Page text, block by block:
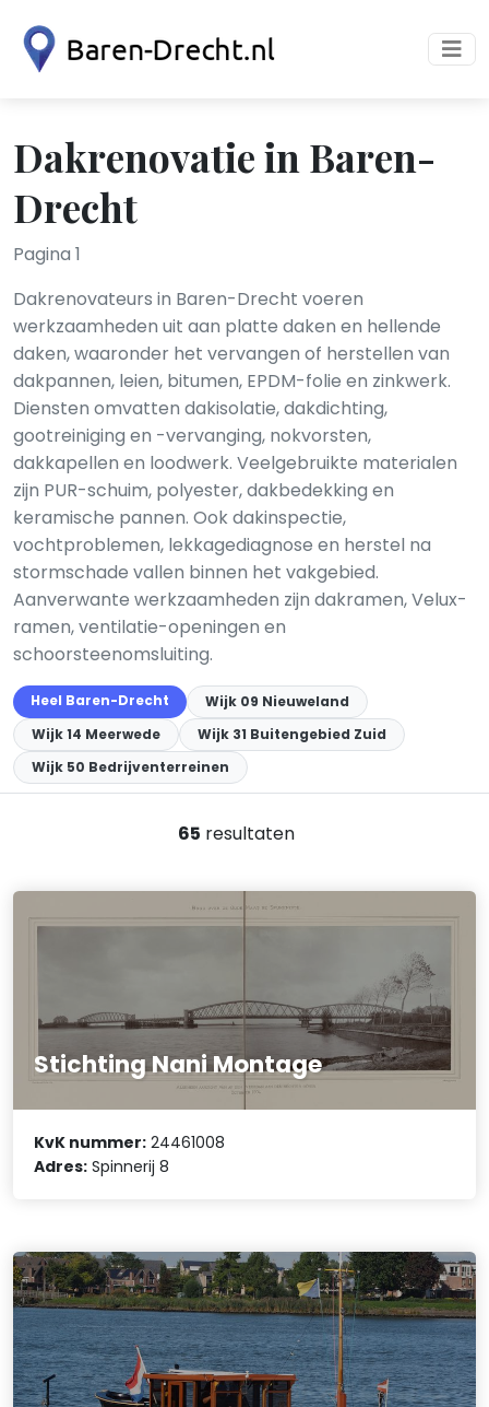
Dakrenovatie in Baren-
Drecht
Pagina 1
Dakrenovateurs in Baren-Drecht voeren
werkzaamheden uit aan platte daken en hellende
daken, waaronder het vervangen of herstellen van
dakpannen, leien, bitumen, EPDM-folie en zinkwerk.
Diensten omvatten dakisolatie, dakdichting,
gootreiniging en -vervanging, nokvorsten,
dakkapellen en loodwerk. Veelgebruikte materialen
zijn PUR-schuim, polyester, dakbedekking en
keramische pannen. Ook dakinspectie,
vochtproblemen, lekkagediagnose en herstel na
stormschade vallen binnen het vakgebied.
Aanverwante werkzaamheden zijn dakramen, Velux-
ramen, ventilatie-openingen en
schoorsteenomsluiting.
Heel Baren-Drecht
Wijk 09 Nieuweland
Wijk 14 Meerwede
Wijk 31 Buitengebied Zuid
Wijk 50 Bedrijventerreinen
65 resultaten
Stichting Nani Montage
KvK nummer: 24461008
Adres: Spinnerij 8